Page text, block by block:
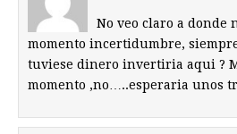
No veo claro a donde
momento incertidumbre,
tuviese dinero invertiria aqui ?
momento ,no…..esperaria unos